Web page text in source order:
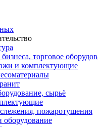
торговое
и комплектующие
сырьё
пожаротушения
оборудование